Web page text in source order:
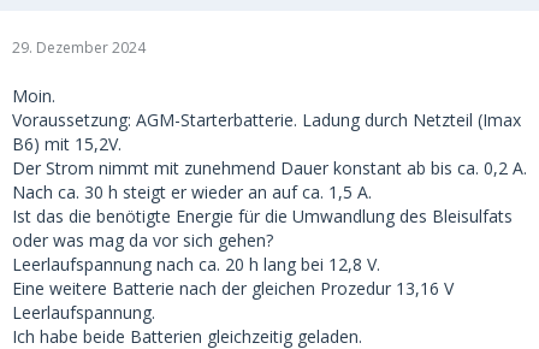
29. Dezember 2024
Moin.
Voraussetzung: AGM-Starterbatterie. Ladung durch Netzteil (Imax
B6) mit 15,2V.
Der Strom nimmt mit zunehmend Dauer konstant ab bis ca. 0,2 A.
Nach ca. 30 h steigt er wieder an auf ca. 1,5 A.
Ist das die benötigte Energie für die Umwandlung des Bleisulfats
oder was mag da vor sich gehen?
Leerlaufspannung nach ca. 20 h lang bei 12,8 V.
Eine weitere Batterie nach der gleichen Prozedur 13,16 V
Leerlaufspannung.
Ich habe beide Batterien gleichzeitig geladen.